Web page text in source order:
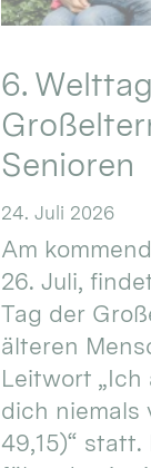
6.
Senioren
24. Juli 2026
Am
26. Juli,
Tag der
älteren
Leitwort „Ich
dich niemals
49,15)“ statt.